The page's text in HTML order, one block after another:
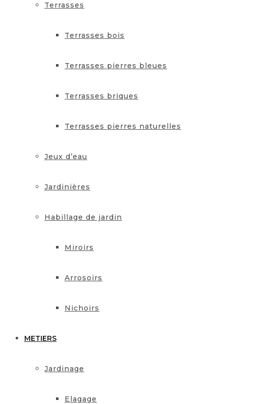
Terrasses
Terrasses bois
Terrasses pierres bleues
Terrasses briques
Terrasses pierres naturelles
Jeux d’eau
Jardinières
Habillage de jardin
Miroirs
Arrosoirs
Nichoirs
METIERS
Jardinage
Elagage